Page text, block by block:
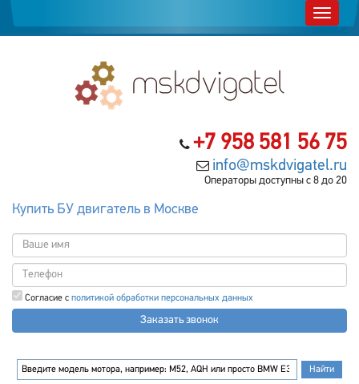
+7 958 581 56 75
info@mskdvigatel.ru
Операторы доступны с 8 до 20
Купить БУ двигатель в Москве
Согласие с политикой обработки персональных данных
Заказать звонок